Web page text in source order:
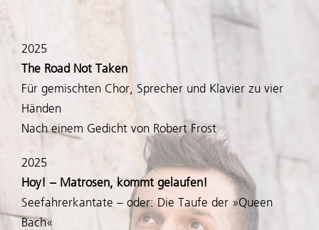
STARTSEITE
Presse
Termine
2025
The Road Not Taken
Für gemischten Chor, Sprecher und Klavier zu vier
Händen
Nach einem Gedicht von Robert Frost
2025
Hoy! – Matrosen, kommt gelaufen!
Seefahrerkantate – oder: Die Taufe der »Queen
Bach«